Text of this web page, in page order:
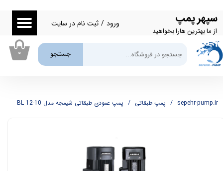
سپهر پمپ
از ما بهترین هارا بخواهید
جستجو
ورود / ثبت نام در سایت
حساب کاربری من
تغییر گذر واژه
سفارشات
۰
sepehr-pump.ir پمپ طبقاتی پمپ عمودی طبقاتی شیمجه مدل BL 12-10